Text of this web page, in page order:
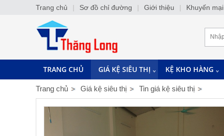
TRANG CHỦ GIÁ KỆ SIÊU THỊ KỆ KHO HÀNG
Trang chủ Giá kệ siêu thị Tin giá kệ siêu thị
Trang chủ | Sơ đồ chỉ đường | Giới thiệu | Khuyến mại